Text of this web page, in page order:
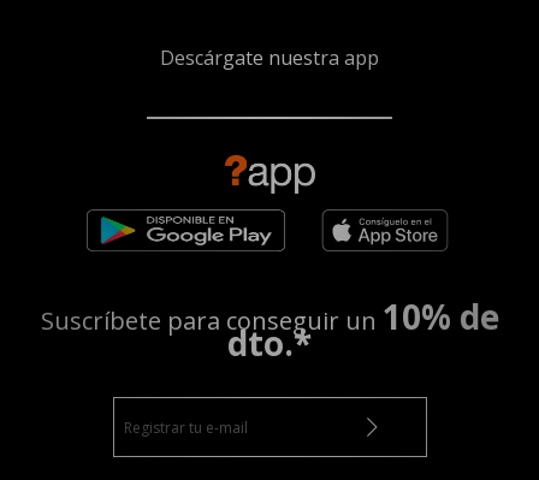
Descárgate nuestra app
Suscríbete para conseguir un 10% de
dto.*